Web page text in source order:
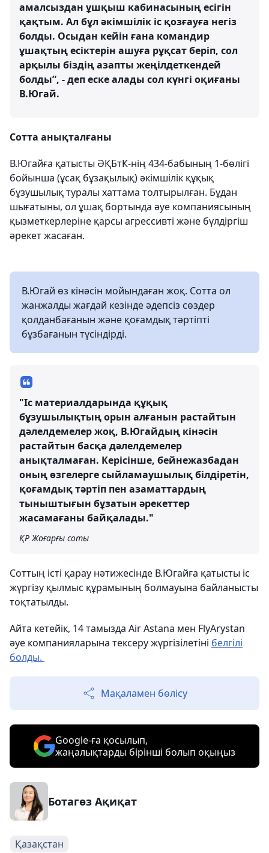
амалсыздан ұшқыш кабинасының есігін
қақтым. Ал бұл әкімшілік іс қозғауға негіз
болды. Осыдан кейін ғана командир
ұшақтың есіктерін ашуға рұқсат беріп, сол
арқылы біздің азапты жеңілдеткендей
болды”, - деп еске алады сол күнгі оқиғаны
В.Югай.
Сотта анықталғаны
В.Югайға қатысты ӘҚБтК-нің 434-бабының 1-бөлігі
бойынша (ұсақ бұзақылық) әкімшілік құқық
бұзушылық туралы хаттама толтырылған. Бұдан
шығатыны, ол ұшақ бортында әуе компаниясының
қызметкерлеріне қарсы агрессивті және бүлдіргіш
әрекет жасаған.
В.Югай өз кінәсін мойындаған жоқ. Сотта ол
жанжалды жағдай кезінде әдепсіз сөздер
қолданбағанын және қоғамдық тәртіпті
бұзбағанын түсіндірді.
"Іс материалдарында құқық
бұзушылықтың орын алғанын растайтын
дәлелдемелер жоқ, В.Югайдың кінәсін
растайтын басқа дәлелдемелер
анықталмаған. Керісінше, бейнежазбадан
оның өзгелерге сыйламаушылық білдіретін,
қоғамдық тәртіп пен азаматтардың
тыныштығын бұзатын әрекеттер
жасамағаны байқалады."
ҚР Жоғарғы соты
Соттың істі қарау нәтижесінде В.Югайға қатысты іс
жүргізу қылмыс құрамының болмауына байланысты
тоқтатылды.
Айта кетейік, 14 тамызда Air Astana мен FlyArystan
әуе компанияларына тексеру жүргізілетіні белгілі
болды.
Мақаламен бөлісу
Google-ға қосылып,
жаңалықтарды бірінші болып оқыңыз
Ботагөз Ақиқат
Қазақстан